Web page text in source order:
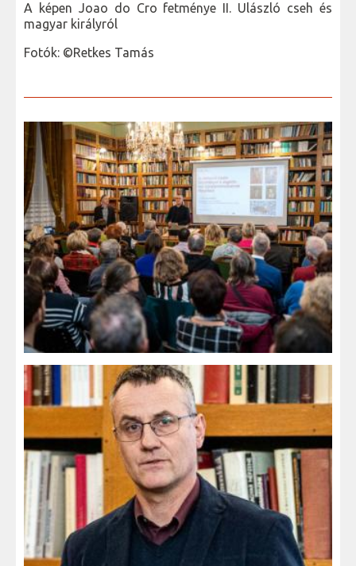
A képen Joao do Cro fetménye II. Ulászló cseh és
magyar királyról
Fotók: ©Retkes Tamás